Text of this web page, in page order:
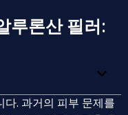
루론산 필러:
. 과거의 피부 문제를